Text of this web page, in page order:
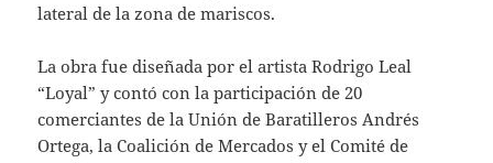
lateral de la zona de mariscos.
La obra fue diseñada por el artista Rodrigo Leal
“Loyal” y contó con la participación de 20
comerciantes de la Unión de Baratilleros Andrés
Ortega, la Coalición de Mercados y el Comité de